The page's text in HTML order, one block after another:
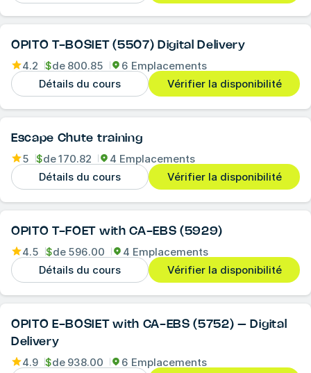
OPITO T-BOSIET (5507) Digital Delivery
4.2 $de 800.85
6 Emplacements
Détails du cours
Vérifier la disponibilité
Escape Chute training
5 $de170.82
4 Emplacements
Détails du cours
Vérifier la disponibilité
OPITO T-FOET with CA-EBS (5929)
4.5 $de 596.00
4 Emplacements
Détails du cours
Vérifier la disponibilité
OPITO E-BOSIET with CA-EBS (5752) – Digital
Delivery
4.9 $de 938.00
6 Emplacements